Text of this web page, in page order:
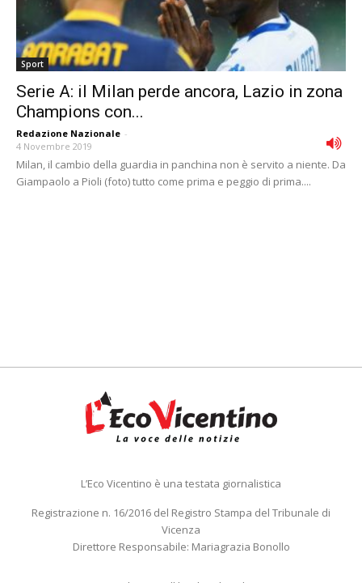
Sport
Serie A: il Milan perde ancora, Lazio in zona
Champions con...
Redazione Nazionale -
4 Novembre 2019
Milan, il cambio della guardia in panchina non è servito a niente. Da
Giampaolo a Pioli (foto) tutto come prima e peggio di prima....
L’Eco Vicentino è una testata giornalistica
Registrazione n. 16/2016 del Registro Stampa del Tribunale di
Vicenza
Direttore Responsabile: Mariagrazia Bonollo